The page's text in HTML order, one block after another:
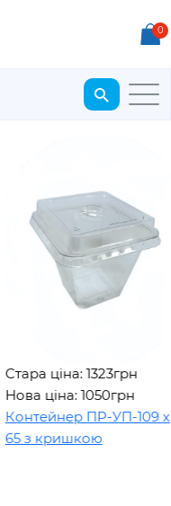
0
Стара ціна: 1323грн
Нова ціна: 1050грн
Контейнер ПР-УП-109 х
65 з кришкою